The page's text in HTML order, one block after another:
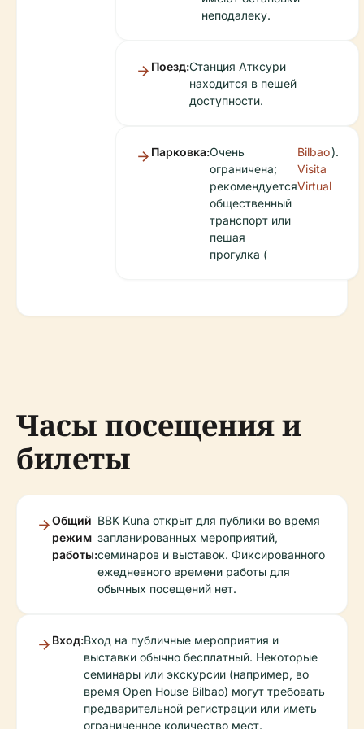
неподалеку.
Поезд:Станция Атксури
находится в пешей
доступности.
Парковка:Очень
ограничена;
рекомендуется
общественный
транспорт или
пешая
прогулка (
Bilbao
Visita
Virtual
).
Часы посещения и
билеты
Общий
режим
работы:
BBK Kuna открыт для публики во время
запланированных мероприятий,
семинаров и выставок. Фиксированного
ежедневного времени работы для
обычных посещений нет.
Вход:Вход на публичные мероприятия и
выставки обычно бесплатный. Некоторые
семинары или экскурсии (например, во
время Open House Bilbao) могут требовать
предварительной регистрации или иметь
ограниченное количество мест.